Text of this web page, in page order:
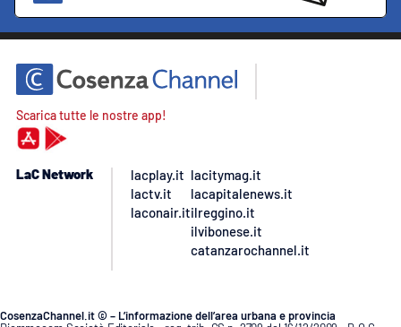
Scarica tutte le nostre app!
LaC Network
lacplay.it
lactv.it
laconair.it
lacitymag.it
lacapitalenews.it
ilreggino.it
ilvibonese.it
catanzarochannel.it
CosenzaChannel.it © – L’informazione dell’area urbana e provincia